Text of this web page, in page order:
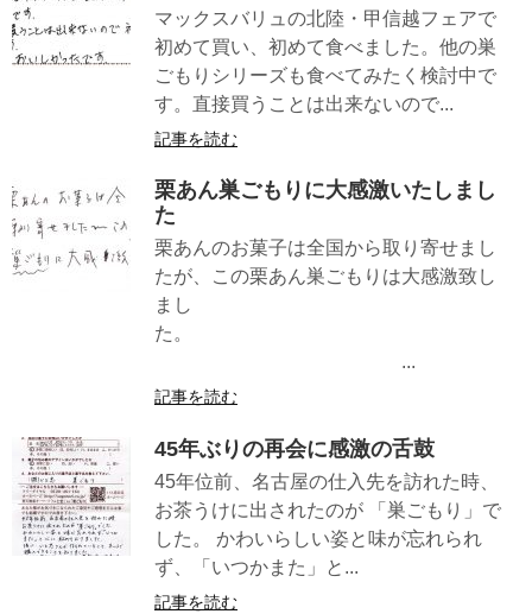
マックスバリュの北陸・甲信越フェアで
初めて買い、初めて食べました。他の巣
ごもりシリーズも食べてみたく検討中で
す。直接買うことは出来ないので...
記事を読む
栗あん巣ごもりに大感激いたしまし
た
栗あんのお菓子は全国から取り寄せまし
たが、この栗あん巣ごもりは大感激致し
まし
た。
...
記事を読む
45年ぶりの再会に感激の舌鼓
45年位前、名古屋の仕入先を訪れた時、
お茶うけに出されたのが 「巣ごもり」で
した。 かわいらしい姿と味が忘れられ
ず、「いつかまた」と...
記事を読む